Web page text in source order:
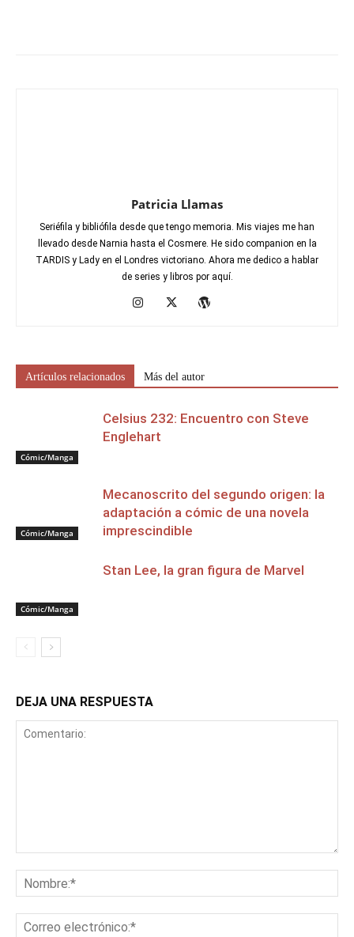
Patricia Llamas
Seriéfila y bibliófila desde que tengo memoria. Mis viajes me han
llevado desde Narnia hasta el Cosmere. He sido companion en la
TARDIS y Lady en el Londres victoriano. Ahora me dedico a hablar
de series y libros por aquí.
Artículos relacionados Más del autor
Cómic/Manga
Celsius 232: Encuentro con Steve
Englehart
Cómic/Manga
Mecanoscrito del segundo origen: la
adaptación a cómic de una novela
imprescindible
Cómic/Manga
Stan Lee, la gran figura de Marvel
DEJA UNA RESPUESTA